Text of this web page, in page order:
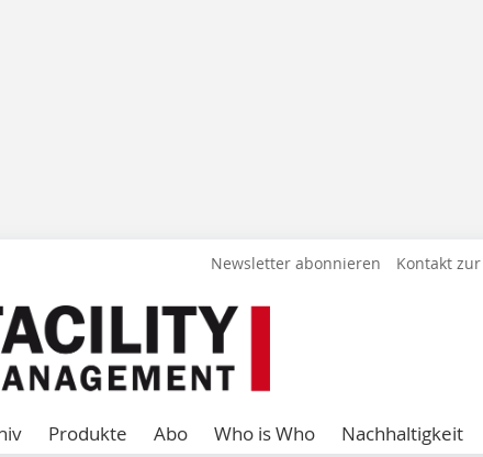
Newsletter abonnieren Kontakt
Produkte Abo Who is Who Nachhaltigkeit